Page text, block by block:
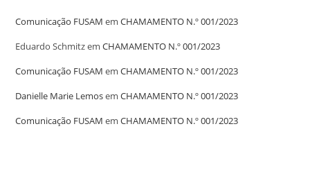
Comunicação FUSAM emCHAMAMENTO N.º 001/2023
Eduardo SchmitzemCHAMAMENTO N.º 001/2023
Comunicação FUSAM emCHAMAMENTO N.º 001/2023
Danielle Marie LemosemCHAMAMENTO N.º 001/2023
Comunicação FUSAM emCHAMAMENTO N.º 001/2023